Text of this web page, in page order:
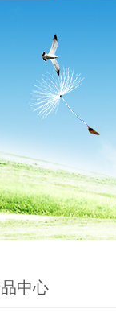
中心